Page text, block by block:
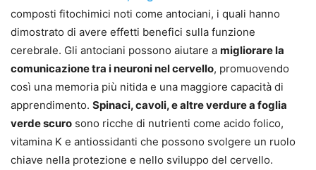
composti fitochimici noti come antociani, i quali hanno
dimostrato di avere effetti benefici sulla funzione
cerebrale. Gli antociani possono aiutare a migliorare la
comunicazione tra i neuroni nel cervello, promuovendo
così una memoria più nitida e una maggiore capacità di
apprendimento. Spinaci, cavoli, e altre verdure a foglia
verde scuro sono ricche di nutrienti come acido folico,
vitamina K e antiossidanti che possono svolgere un ruolo
chiave nella protezione e nello sviluppo del cervello.